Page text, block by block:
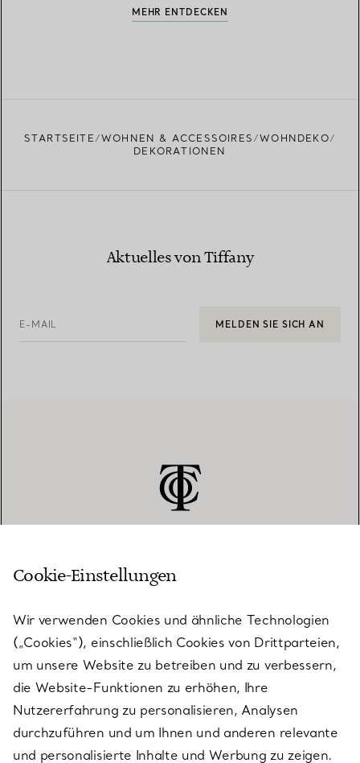
MEHR ENTDECKEN
STARTSEITE WOHNEN & ACCESSOIRES
WOHNDEKO
DEKORATIONEN
Aktuelles von Tiffany
E-MAIL MELDEN SIE SICH AN
KUNDENSERVICE
SERVICES
ÜBER TIFFANY & CO.
Cookie-Einstellungen
Wir verwenden Cookies und ähnliche Technologien
(„Cookies“), einschließlich Cookies von Drittparteien,
um unsere Website zu betreiben und zu verbessern,
die Website-Funktionen zu erhöhen, Ihre
Nutzererfahrung zu personalisieren, Analysen
durchzuführen und um Ihnen und anderen relevante
und personalisierte Inhalte und Werbung zu zeigen.